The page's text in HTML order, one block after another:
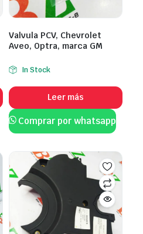
Valvula PCV, Chevrolet
Aveo, Optra, marca GM
In Stock
Leer más
Comprar por whatsapp